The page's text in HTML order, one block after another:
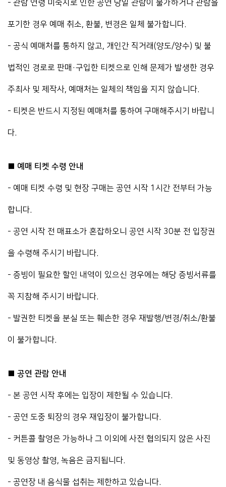
- 관람 연령 미숙지로 인한 공연 당일 관람이 불가하거나 관람을
포기한 경우 예매 취소, 환불, 변경은 일체 불가합니다.
- 공식 예매처를 통하지 않고, 개인간 직거래(양도/양수) 및 불
법적인 경로로 판매·구입한 티켓으로 인해 문제가 발생한 경우
주최사 및 제작사, 예매처는 일체의 책임을 지지 않습니다.
- 티켓은 반드시 지정된 예매처를 통하여 구매해주시기 바랍니
다.
■ 예매 티켓 수령 안내
- 예매 티켓 수령 및 현장 구매는 공연 시작 1시간 전부터 가능
합니다.
- 공연 시작 전 매표소가 혼잡하오니 공연 시작 30분 전 입장권
을 수령해 주시기 바랍니다.
- 증빙이 필요한 할인 내역이 있으신 경우에는 해당 증빙서류를
꼭 지참해 주시기 바랍니다.
- 발권한 티켓을 분실 또는 훼손한 경우 재발행/변경/취소/환불
이 불가합니다.
■ 공연 관람 안내
- 본 공연 시작 후에는 입장이 제한될 수 있습니다.
- 공연 도중 퇴장의 경우 재입장이 불가합니다.
- 커튼콜 촬영은 가능하나 그 이외에 사전 협의되지 않은 사진
및 동영상 촬영, 녹음은 금지됩니다.
- 공연장 내 음식물 섭취는 제한하고 있습니다.